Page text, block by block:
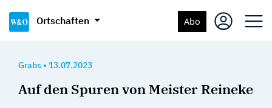
Ortschaften Abo
Grabs • 13.07.2023
Auf den Spuren von Meister Reineke